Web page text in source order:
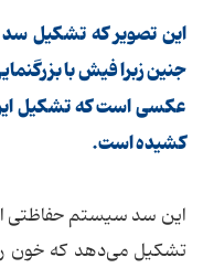
عکسی است که تشکیل
کشیده است.
این سد سیستم حفاظتی
تشکیل می‌دهد که خون را